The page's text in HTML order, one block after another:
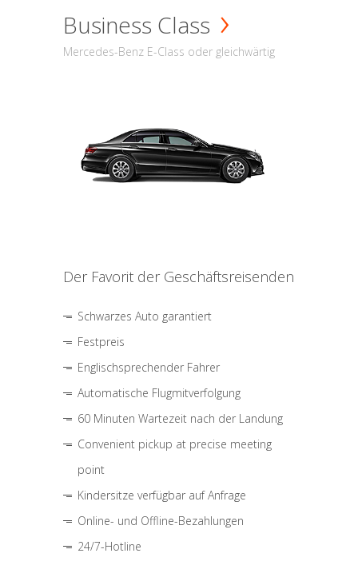
Business Class
Mercedes-Benz E-Class oder gleichwärtig
Der Favorit der Geschäftsreisenden
Schwarzes Auto garantiert
Festpreis
Englischsprechender Fahrer
Automatische Flugmitverfolgung
60 Minuten Wartezeit nach der Landung
Convenient pickup at precise meeting
point
Kindersitze verfügbar auf Anfrage
Online- und Offline-Bezahlungen
24/7-Hotline